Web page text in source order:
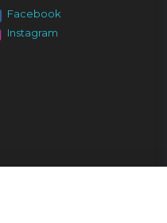
Facebook
Instagram